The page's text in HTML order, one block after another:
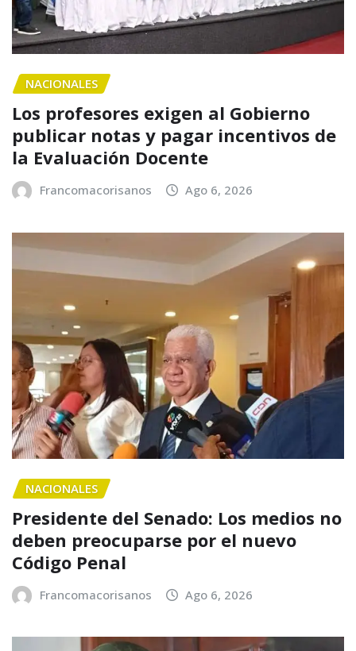
NACIONALES
Los profesores exigen al Gobierno
publicar notas y pagar incentivos de
la Evaluación Docente
Francomacorisanos Ago 6, 2026
NACIONALES
Presidente del Senado: Los medios no
deben preocuparse por el nuevo
Código Penal
Francomacorisanos Ago 6, 2026